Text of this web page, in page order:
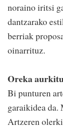
noraino iritsi
dantzarako
berriak
oinarrituz.
Oreka
Bi punturen
garaikidea da.
Artzeren